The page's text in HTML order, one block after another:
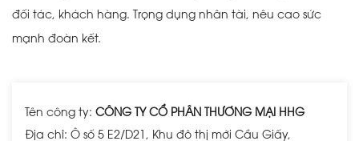
đối tác, khách hàng. Trọng dụng nhân tài, nêu cao sức
mạnh đoàn kết.
Tên công ty: CÔNG TY CỔ PHẦN THƯƠNG MẠI HHG
Địa chỉ: Ô số 5 E2/D21, Khu đô thị mới Cầu Giấy,